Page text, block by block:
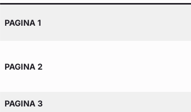
PAGINA 1
PAGINA 2
PAGINA 3